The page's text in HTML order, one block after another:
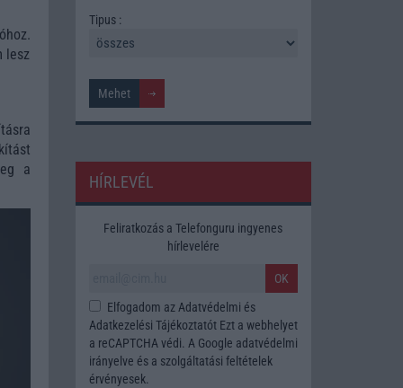
lesz
a
Tipus :
HÍRLEVÉL
Feliratkozás a Telefonguru ingyenes
hírlevelére
OK
Elfogadom az Adatvédelmi és
Adatkezelési TájékoztatótEzt a webhelyet
a reCAPTCHA védi. A Google adatvédelmi
irányelve és a szolgáltatási feltételek
érvényesek.